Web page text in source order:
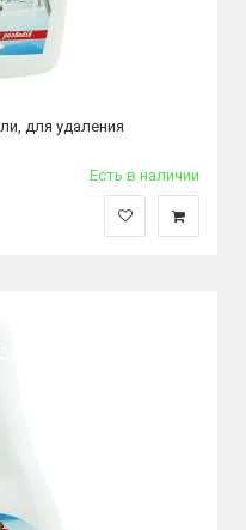
для удаления
Есть в наличии